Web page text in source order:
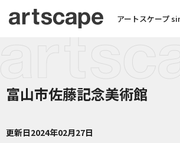
アートスケープ
富山市佐藤記念美術館
更新日2024年02月27日